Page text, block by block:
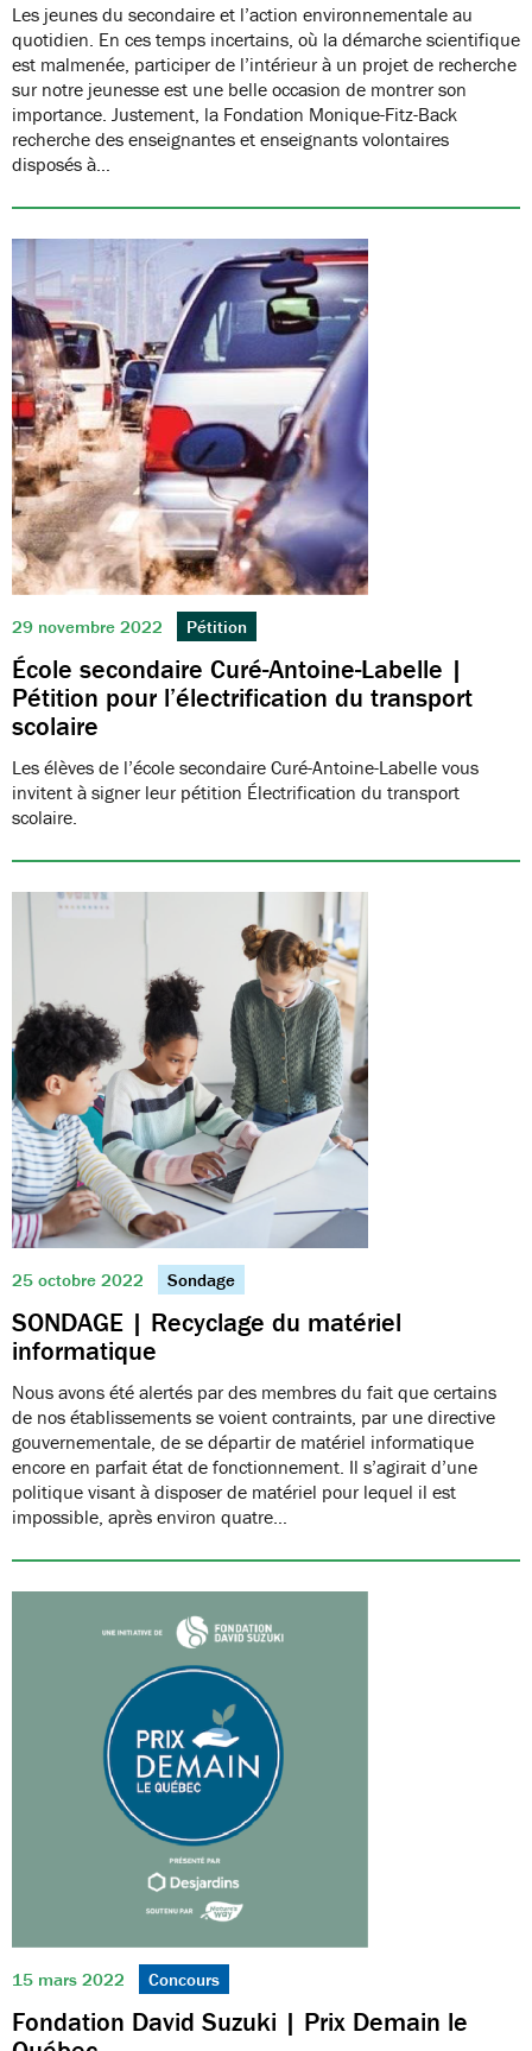
Les jeunes du secondaire et l’action environnementale au
quotidien. En ces temps incertains, où la démarche scientifique
est malmenée, participer de l’intérieur à un projet de recherche
sur notre jeunesse est une belle occasion de montrer son
importance. Justement, la Fondation Monique-Fitz-Back
recherche des enseignantes et enseignants volontaires
disposés à…
29 novembre 2022 Pétition
École secondaire Curé-Antoine-Labelle |
Pétition pour l’électrification du transport
scolaire
Les élèves de l’école secondaire Curé-Antoine-Labelle vous
invitent à signer leur pétition Électrification du transport
scolaire.
25 octobre 2022 Sondage
SONDAGE | Recyclage du matériel
informatique
Nous avons été alertés par des membres du fait que certains
de nos établissements se voient contraints, par une directive
gouvernementale, de se départir de matériel informatique
encore en parfait état de fonctionnement. Il s’agirait d’une
politique visant à disposer de matériel pour lequel il est
impossible, après environ quatre…
15 mars 2022 Concours
Fondation David Suzuki | Prix Demain le